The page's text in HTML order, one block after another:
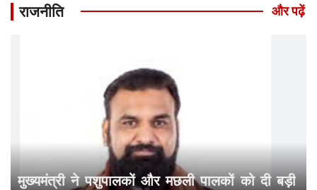
झारखंड विधानसभा : सदन में विपक्ष के हंगामे के बीच वित्त मंत्री ने पेश
BIG BREAKING : धनबाद में फिर बड़ा भूं-धसान,छाताबाद में कई घर
जमींदोज, 12 से ज्यादा घायल
07 Aug, 2026, 04:44 PM
रांची में अनशन पर बैठे छात्र की बिगड़ी तबियत : बाबूलाल मरांडी ने
राहुल से की मुलाकात,सेहत की ली जानकारी
राजनीति और पढ़ें
मुख्यमंत्री ने पशुपालकों और मछली पालकों को दी बड़ी